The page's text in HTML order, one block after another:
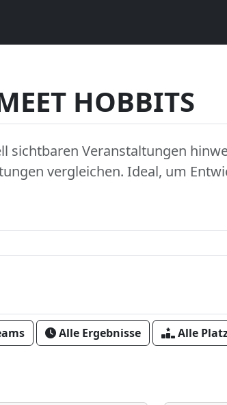
HOBBITS
sichtbaren Veranstaltungen
vergleichen. Ideal, um
Alle Ergebnisse Alle